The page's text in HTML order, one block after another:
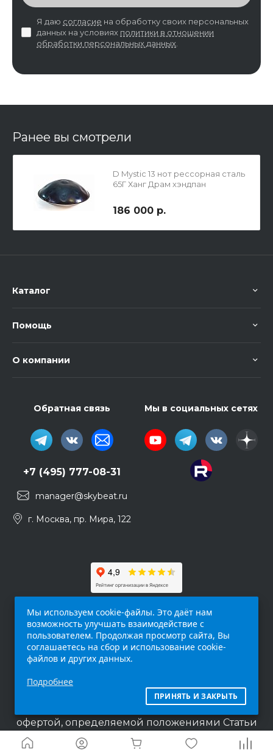
Я даю согласие на обработку своих персональных
данных на условиях политики в отношении
обработки персональных данных.
Ранее вы смотрели
D Mystic 13 нот рессорная сталь
65Г Ханг Драм хэндпан
186 000 р.
Каталог
Помощь
О компании
Обратная связь
+7 (495) 777-08-31
manager@skybeat.ru
г. Москва, пр. Мира, 122
Мы в социальных сетях
интернет-сайт (
исключительно информационный характер и
ни при каких условиях не является публичной
офертой, определяемой положениями Статьи
437 п.2 Гражданского кодекса Российской
Федерации.
Мы используем cookie-файлы. Это даёт нам
возможность улучшать взаимодействие с
пользователем. Продолжая просмотр сайта, Вы
соглашаетесь на сбор и использование cookie-
файлов и других данных.
Подробнее
ПРИНЯТЬ И ЗАКРЫТЬ